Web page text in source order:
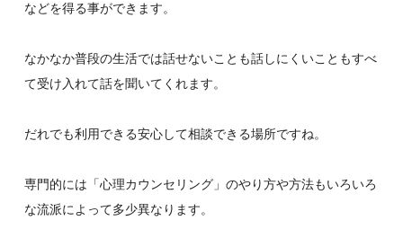
などを得る事ができます。
なかなか普段の生活では話せないことも話しにくいこともすべ
て受け入れて話を聞いてくれます。
だれでも利用できる安心して相談できる場所ですね。
専門的には「心理カウンセリング」のやり方や方法もいろいろ
な流派によって多少異なります。